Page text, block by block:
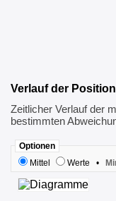
Verlauf der
Zeitlicher Verlauf der
bestimmten
Optionen
Mittel
Werte •